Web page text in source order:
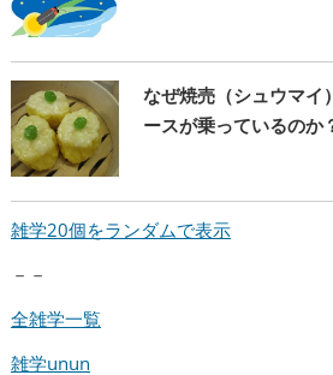
なぜ焼売（シュウマイ
ースが乗っているのか
雑学20個をランダムで表示
－－
全雑学一覧
雑学unun